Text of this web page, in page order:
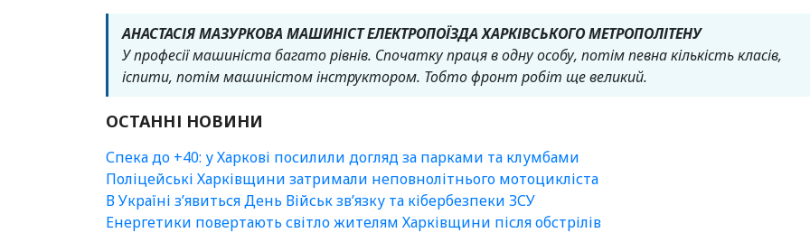
АНАСТАСІЯ МАЗУРКОВА МАШИНІСТ ЕЛЕКТРОПОЇЗДА ХАРКІВСЬКОГО МЕТРОПОЛІТЕНУ
У професії машиніста багато рівнів. Спочатку праця в одну особу, потім певна кількість класів,
іспити, потім машиністом інструктором. Тобто фронт робіт ще великий.
ОСТАННІ НОВИНИ
Спека до +40: у Харкові посилили догляд за парками та клумбами
Поліцейські Харківщини затримали неповнолітнього мотоцикліста
В Україні зʼявиться День Військ зв’язку та кібербезпеки ЗСУ
Енергетики повертають світло жителям Харківщини після обстрілів